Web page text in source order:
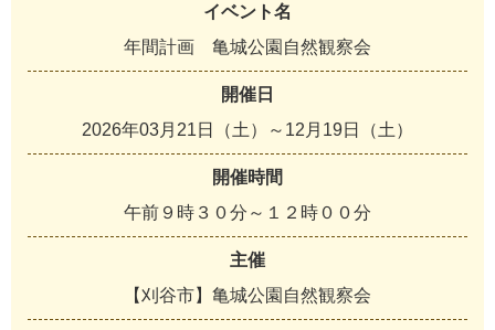
イベント名
年間計画 亀城公園自然観察会
開催日
2026年03月21日（土）～12月19日（土）
開催時間
午前９時３０分～１２時００分
主催
【刈谷市】亀城公園自然観察会